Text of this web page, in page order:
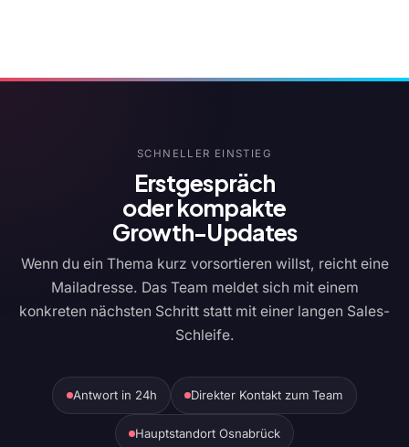
SCHNELLER EINSTIEG
Erstgespräch
oder kompakte
Growth-Updates
Wenn du ein Thema kurz vorsortieren willst, reicht eine
Mailadresse. Das Team meldet sich mit einem
konkreten nächsten Schritt statt mit einer langen Sales-
Schleife.
Antwort in 24h Direkter Kontakt zum Team
Hauptstandort Osnabrück